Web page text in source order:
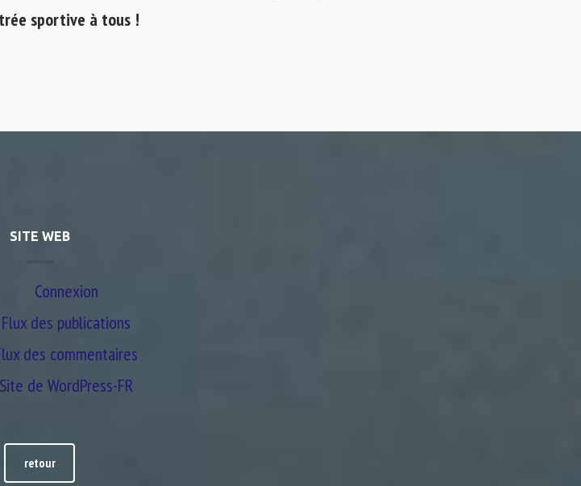
sportive à tous !
SITE WEB
Connexion
Flux des publications
des commentaires
Site de WordPress-FR
retour